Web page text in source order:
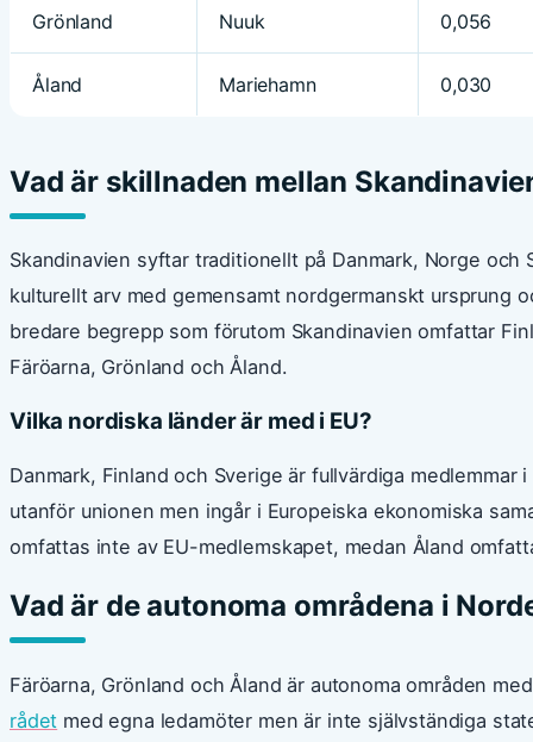
Grönland Nuuk 0,056
Åland Mariehamn 0,030
Vad är skillnaden mellan
Skandinavien syftar traditionellt på Danmark, Norge
kulturellt arv med gemensamt nordgermanskt ursprung
bredare begrepp som förutom Skandinavien omfattar
Färöarna, Grönland och Åland.
Vilka nordiska länder är med i EU?
Danmark, Finland och Sverige är fullvärdiga
utanför unionen men ingår i Europeiska ekonomiska
omfattas inte av EU-medlemskapet, medan Åland
Vad är de autonoma områdena i
Färöarna, Grönland och Åland är autonoma områden
rådet med egna ledamöter men är inte självständiga